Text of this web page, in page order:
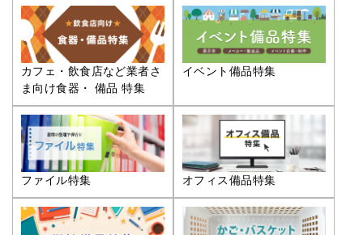
カフェ・飲食店など業者さ
ま向け食器・ 備品 特集
イベント備品特集
ファイル特集 オフィス備品特集